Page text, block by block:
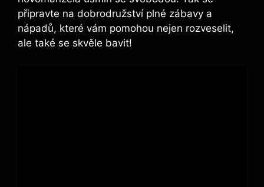
připravte na dobrodružství plné zábavy a
nápadů, které vám pomohou nejen rozveselit,
ale také se skvěle bavit!